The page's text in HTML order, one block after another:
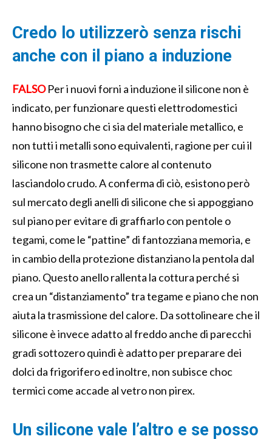
Credo lo utilizzerò senza rischi
anche con il piano a induzione
FALSOPer i nuovi forni a induzione il silicone non è
indicato, per funzionare questi elettrodomestici
hanno bisogno che ci sia del materiale metallico, e
non tutti i metalli sono equivalenti, ragione per cui il
silicone non trasmette calore al contenuto
lasciandolo crudo. A conferma di ciò, esistono però
sul mercato degli anelli di silicone che si appoggiano
sul piano per evitare di graffiarlo con pentole o
tegami, come le “pattine” di fantozziana memoria, e
in cambio della protezione distanziano la pentola dal
piano. Questo anello rallenta la cottura perché si
crea un “distanziamento” tra tegame e piano che non
aiuta la trasmissione del calore. Da sottolineare che il
silicone è invece adatto al freddo anche di parecchi
gradi sottozero quindi è adatto per preparare dei
dolci da frigorifero ed inoltre, non subisce choc
termici come accade al vetro non pirex.
Un silicone vale l’altro e se posso